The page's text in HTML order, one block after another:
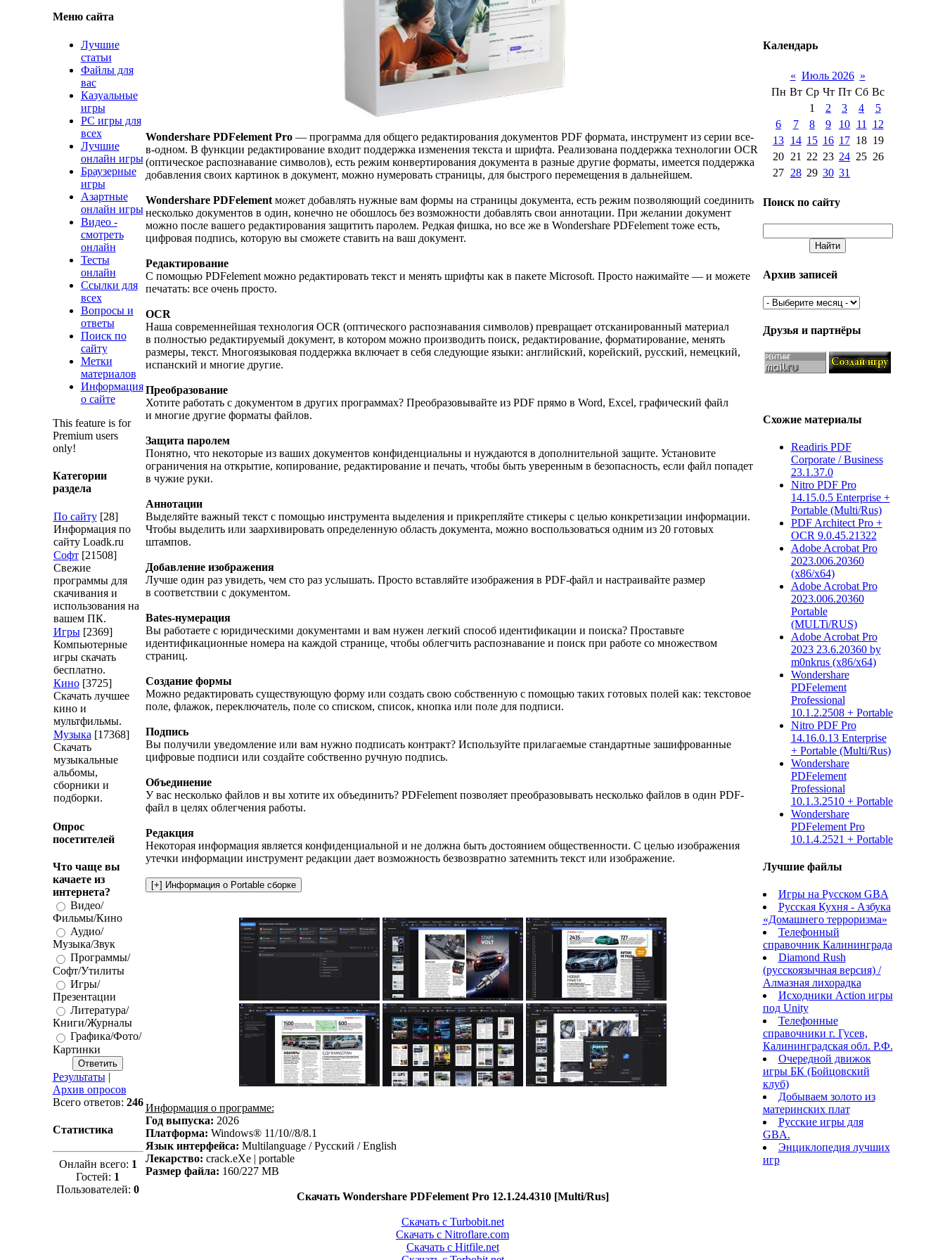
Меню сайта
Лучшие
статьи
Файлы для
вас
Казуальные
игры
PC игры для
всех
Лучшие
онлайн игры
Браузерные
игры
Азартные
онлайн игры
Видео -
смотреть
онлайн
Тесты
онлайн
Ссылки для
всех
Вопросы и
ответы
Поиск по
сайту
Метки
материалов
Информация
о сайте
This feature is for
Premium users
only!
Категории
раздела
По сайту [28]
Информация по
сайту Loadk.ru
Софт [21508]
Свежие
программы для
скачивания и
использования на
вашем ПК.
Игры [2369]
Компьютерные
игры скачать
бесплатно.
Кино [3725]
Скачать лучшее
кино и
мультфильмы.
Музыка [17368]
Скачать
музыкальные
альбомы,
сборники и
подборки.
Опрос
посетителей
Что чаще вы
качаете из
интернета?
Видео/
Фильмы/Кино
Аудио/
Музыка/Звук
Программы/
Софт/Утилиты
Игры/
Презентации
Литература/
Книги/Журналы
Графика/Фото/
Картинки
Результаты|
Архив опросов
Всего ответов: 246
Статистика
Онлайн всего: 1
Гостей: 1
Пользователей: 0
Wondershare PDFelement Pro— программа для общего редактирования документов PDF формата, инструмент из серии все-
в-одном. В функции редактирование входит поддержка изменения текста и шрифта. Реализована поддержка технологии OCR
(оптическое распознавание символов), есть режим конвертирования документа в разные другие форматы, имеется поддержка
добавления своих картинок в документ, можно нумеровать страницы, для быстрого перемещения в дальнейшем.
Wondershare PDFelementможет добавлять нужные вам формы на страницы документа, есть режим позволяющий соединить
несколько документов в один, конечно не обошлось без возможности добавлять свои аннотации. При желании документ
можно после вашего редактирования защитить паролем. Редкая фишка, но все же в Wondershare PDFelement тоже есть,
цифровая подпись, которую вы сможете ставить на ваш документ.
Редактирование
С помощью PDFelement можно редактировать текст и менять шрифты как в пакете Microsoft. Просто нажимайте — и можете
печатать: все очень просто.
OCR
Наша современнейшая технология OCR (оптического распознавания символов) превращает отсканированный материал
в полностью редактируемый документ, в котором можно производить поиск, редактирование, форматирование, менять
размеры, текст. Многоязыковая поддержка включает в себя следующие языки: английский, корейский, русский, немецкий,
испанский и многие другие.
Преобразование
Хотите работать с документом в других программах? Преобразовывайте из PDF прямо в Word, Excel, графический файл
и многие другие форматы файлов.
Защита паролем
Понятно, что некоторые из ваших документов конфиденциальны и нуждаются в дополнительной защите. Установите
ограничения на открытие, копирование, редактирование и печать, чтобы быть уверенным в безопасность, если файл попадет
в чужие руки.
Аннотации
Выделяйте важный текст с помощью инструмента выделения и прикрепляйте стикеры с целью конкретизации информации.
Чтобы выделить или заархивировать определенную область документа, можно воспользоваться одним из 20 готовых
штампов.
Добавление изображения
Лучше один раз увидеть, чем сто раз услышать. Просто вставляйте изображения в PDF-файл и настраивайте размер
в соответствии с документом.
Bates-нумерация
Вы работаете с юридическими документами и вам нужен легкий способ идентификации и поиска? Проставьте
идентификационные номера на каждой странице, чтобы облегчить распознавание и поиск при работе со множеством
страниц.
Создание формы
Можно редактировать существующую форму или создать свою собственную с помощью таких готовых полей как: текстовое
поле, флажок, переключатель, поле со списком, список, кнопка или поле для подписи.
Подпись
Вы получили уведомление или вам нужно подписать контракт? Используйте прилагаемые стандартные зашифрованные
цифровые подписи или создайте собственно ручную подпись.
Объединение
У вас несколько файлов и вы хотите их объединить? PDFelement позволяет преобразовывать несколько файлов в один PDF-
файл в целях облегчения работы.
Редакция
Некоторая информация является конфиденциальной и не должна быть достоянием общественности. С целью изображения
утечки информации инструмент редакции дает возможность безвозвратно затемнить текст или изображение.
Информация о программе:
Год выпуска: 2026
Платформа: Windows® 11/10//8/8.1
Язык интерфейса: Multilanguage / Русский / English
Лекарство: crack.eXe | portable
Размер файла: 160/227 MB
Скачать Wondershare PDFelement Pro 12.1.24.4310 [Multi/Rus]
Скачать с Turbobit.net
Скачать с Nitroflare.com
Скачать с Hitfile.net
Календарь
« Июль 2026 »
Пн Вт Ср Чт Пт Сб Вс
1
2 3 4
5
6
7 8 9 10 11
12
13 14 15 16 17 18 19
20 21 22 23 24 25 26
27 28 29 30 31
Поиск по сайту
Архив записей
Друзья и партнёры
Схожие материалы
Readiris PDF
Corporate / Business
23.1.37.0
Nitro PDF Pro
14.15.0.5 Enterprise +
Portable (Multi/Rus)
PDF Architect Pro +
OCR 9.0.45.21322
Adobe Acrobat Pro
2023.006.20360
(x86/x64)
Adobe Acrobat Pro
2023.006.20360
Portable
(MULTi/RUS)
Adobe Acrobat Pro
2023 23.6.20360 by
m0nkrus (x86/x64)
Wondershare
PDFelement
Professional
10.1.2.2508 + Portable
Nitro PDF Pro
14.16.0.13 Enterprise
+ Portable (Multi/Rus)
Wondershare
PDFelement
Professional
10.1.3.2510 + Portable
Wondershare
PDFelement Pro
10.1.4.2521 + Portable
Лучшие файлы
Игры на Русском GBA
Русская Кухня - Азбука
«Домашнего терроризма»
Телефонный
справочник Калининграда
Diamond Rush
(русскоязычная версия) /
Алмазная лихорадка
Исходники Action игры
под Unity
Телефонные
справочники г. Гусев,
Калининградская обл. Р.Ф.
Очередной движок
игры БК (Бойцовский
клуб)
Добываем золото из
материнских плат
Русские игры для
GBA.
Энциклопедия лучших
игр